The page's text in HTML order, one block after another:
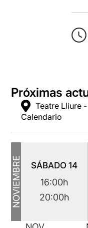
Próximas
Teatre Lliure
Calendario
NOVIEMBRE SÁBADO14
16:00h
20:00h